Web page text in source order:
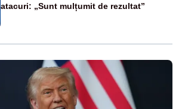
atacuri: „Sunt mulțumit de rezultat”